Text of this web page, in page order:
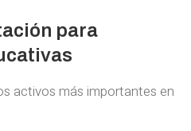
para
activos más importantes en